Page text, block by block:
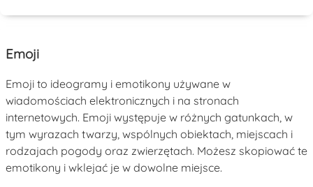
Emoji
Emoji to ideogramy i emotikony używane w
wiadomościach elektronicznych i na stronach
internetowych. Emoji występuje w różnych gatunkach, w
tym wyrazach twarzy, wspólnych obiektach, miejscach i
rodzajach pogody oraz zwierzętach. Możesz skopiować te
emotikony i wklejać je w dowolne miejsce.